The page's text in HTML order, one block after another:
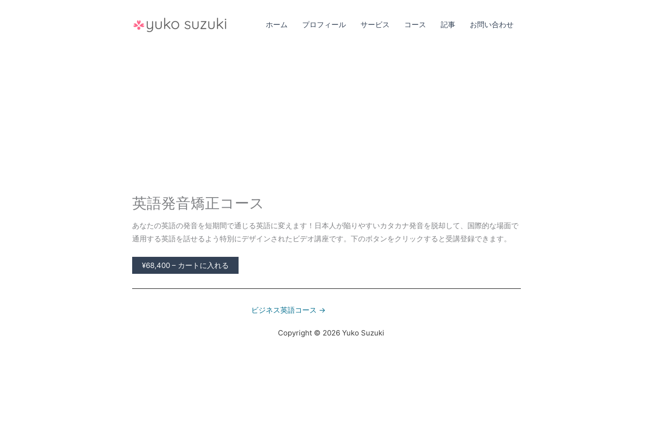
ホーム プロフィール サービス コース 記事 お問い合わせ
英語発音矯正コース
あなたの英語の発音を短期間で通じる英語に変えます！日本人が陥りやすいカタカナ発音を脱却して、国際的な場面で
通用する英語を話せるよう特別にデザインされたビデオ講座です。下のボタンをクリックすると受講登録できます。
¥68,400 – カートに入れる
ビジネス英語コース →
Copyright © 2026 Yuko Suzuki